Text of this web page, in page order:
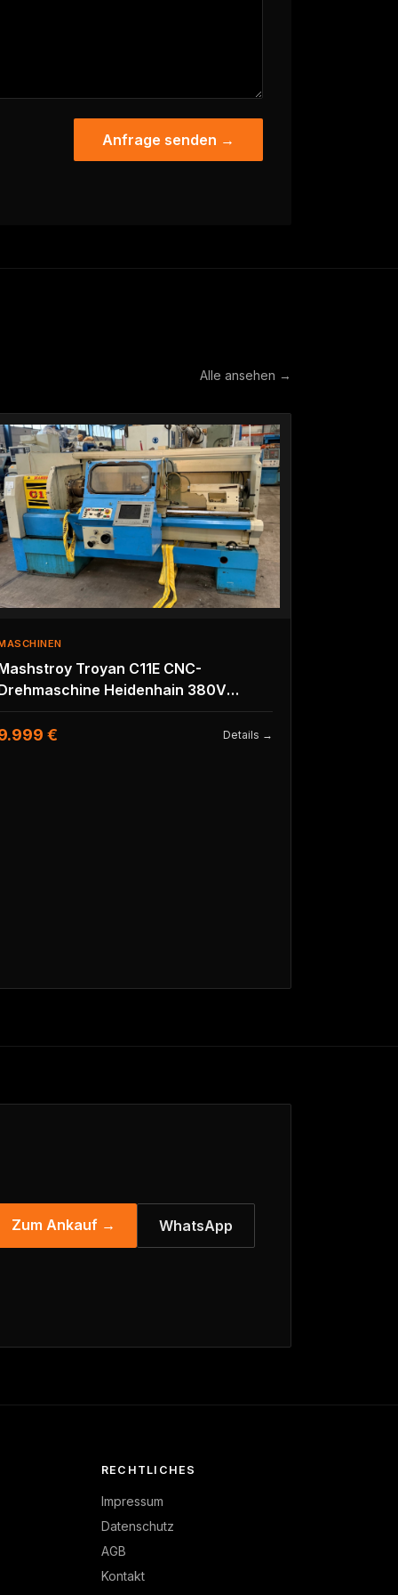
Anfrage senden →
Alle ansehen →
Troyan C11E CNC-
Heidenhain 380V
€ Details →
Zum Ankauf → WhatsApp
RECHTLICHES
Impressum
Datenschutz
AGB
Kontakt